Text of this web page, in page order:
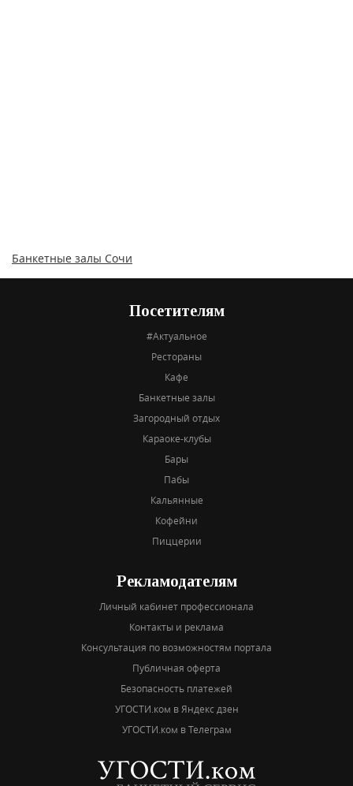
Банкетные залы Сочи
Посетителям
#Актуальное
Рестораны
Кафе
Банкетные залы
Загородный отдых
Караоке-клубы
Бары
Пабы
Кальянные
Кофейни
Пиццерии
Рекламодателям
Личный кабинет профессионала
Контакты и реклама
Консультация по возможностям портала
Публичная оферта
Безопасность платежей
УГОСТИ.ком в Яндекс дзен
УГОСТИ.ком в Телеграм